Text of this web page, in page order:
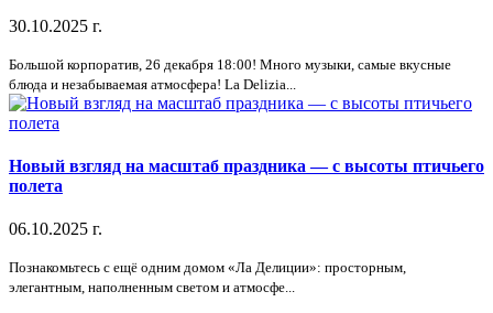
30.10.2025 г.
Большой корпоратив, 26 декабря 18:00! Много музыки, самые вкусные
блюда и незабываемая атмосфера! La Delizia...
Новый взгляд на масштаб праздника — с высоты птичьего
полета
06.10.2025 г.
Познакомьтесь с ещё одним домом «Ла Делиции»: просторным,
элегантным, наполненным светом и атмосфе...